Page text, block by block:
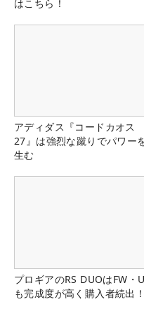
はこちら！
アディダス『コードカオス
27』は強烈な蹴りでパワー
生む
プロギアのRS DUOはFW・
も完成度が高く購入者続出！